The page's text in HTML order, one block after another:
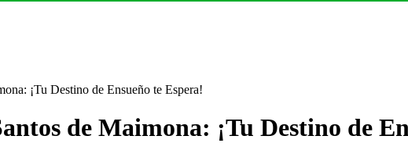
¡Tu Destino de Ensueño te Espera!
de Maimona: ¡Tu Destino de